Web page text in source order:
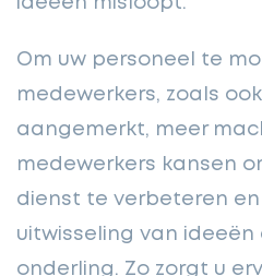
Om uw personeel te
medewerkers, zoals
aangemerkt, meer
medewerkers kansen
dienst te verbeteren
uitwisseling van
onderling. Zo zorgt u